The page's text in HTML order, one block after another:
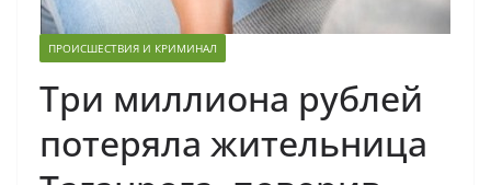
ПРОИСШЕСТВИЯ И КРИМИНАЛ
Три миллиона рублей
потеряла жительница